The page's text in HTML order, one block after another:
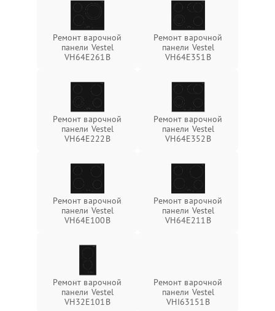
Ремонт варочной
панели Vestel
VH64E261B
Ремонт варочной
панели Vestel
VH64E351B
Ремонт варочной
панели Vestel
VH64E222B
Ремонт варочной
панели Vestel
VH64E352B
Ремонт варочной
панели Vestel
VH64E100B
Ремонт варочной
панели Vestel
VH64E211B
Ремонт варочной
панели Vestel
VH32E101B
Ремонт варочной
панели Vestel
VHI63151B